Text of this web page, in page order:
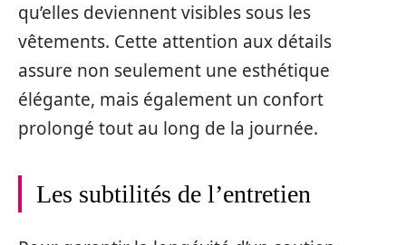
qu’elles deviennent visibles sous les
vêtements. Cette attention aux détails
assure non seulement une esthétique
élégante, mais également un confort
prolongé tout au long de la journée.
Les subtilités de l’entretien